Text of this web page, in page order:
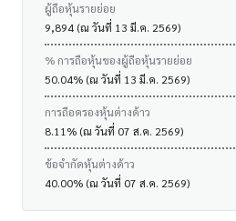
ผู้ถือหุ้นรายย่อย
9,894 (ณ วันที่ 13 มี.ค. 2569)
% การถือหุ้นของผู้ถือหุ้นรายย่อย
50.04% (ณ วันที่ 13 มี.ค. 2569)
การถือครองหุ้นต่างด้าว
8.11% (ณ วันที่ 07 ส.ค. 2569)
ข้อจำกัดหุ้นต่างด้าว
40.00% (ณ วันที่ 07 ส.ค. 2569)